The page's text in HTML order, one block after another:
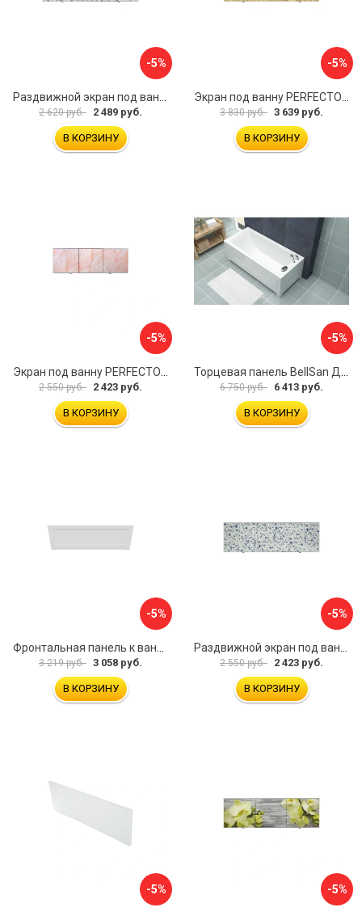
-5%
2 620 руб. 2 489 руб.
В КОРЗИНУ
-5%
3 830 руб. 3 639 руб.
В КОРЗИНУ
-5%
Экран под ванну PERFECTO LINEA 36-000157
2 550 руб. 2 423 руб.
В КОРЗИНУ
-5%
Торцевая панель BellSan Даниелла 4627171531049
6 750 руб. 6 413 руб.
В КОРЗИНУ
-5%
3 219 руб. 3 058 руб.
В КОРЗИНУ
-5%
2 550 руб. 2 423 руб.
В КОРЗИНУ
-5% -5%